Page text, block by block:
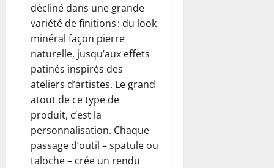
décliné dans une grande
variété de finitions : du look
minéral façon pierre
naturelle, jusqu’aux effets
patinés inspirés des
ateliers d’artistes. Le grand
atout de ce type de
produit, c’est la
personnalisation. Chaque
passage d’outil – spatule ou
taloche – crée un rendu